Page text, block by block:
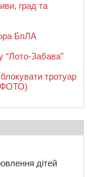
град та
БпЛА
“Лото-Забава”
тротуар
(ФОТО)
дітей